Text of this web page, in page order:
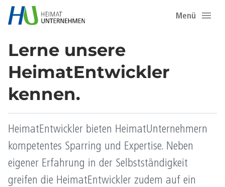
Menü
Lerne unsere
HeimatEntwickler
kennen.
HeimatEntwickler bieten HeimatUnternehmern
kompetentes Sparring und Expertise. Neben
eigener Erfahrung in der Selbstständigkeit
greifen die HeimatEntwickler zudem auf ein